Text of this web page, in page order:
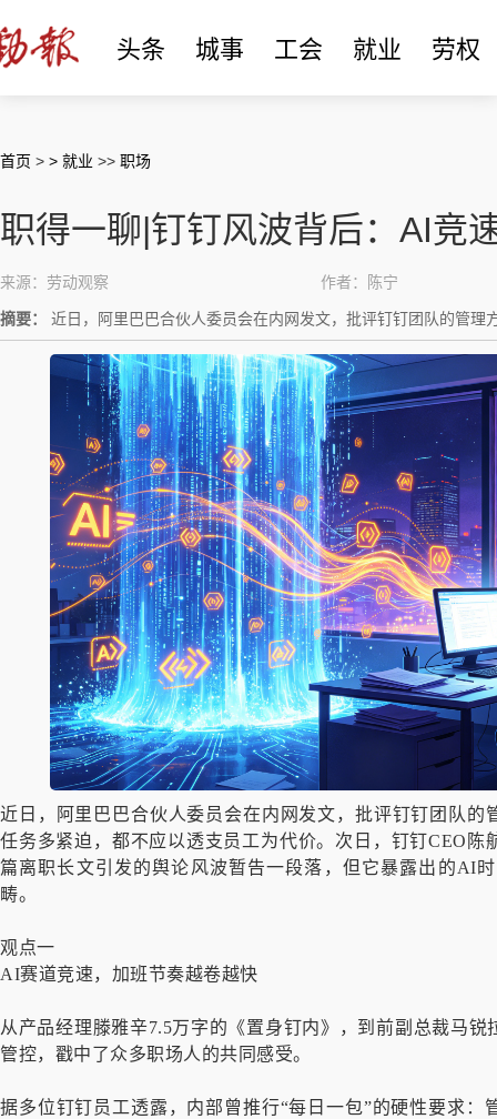
头条 城事 工会 就业 劳权
首页 > > 就业 >> 职场
职得一聊|钉钉风波背后：AI竞
来源：劳动观察 作者：陈宁
摘要： 近日，阿里巴巴合伙人委员会在内网发文，批评钉钉团队的管
近日，阿里巴巴合伙人委员会在内网发文，批评钉钉团队的
任务多紧迫，都不应以透支员工为代价。次日，钉钉CEO
篇离职长文引发的舆论风波暂告一段落，但它暴露出的AI
畴。
观点一
AI赛道竞速，加班节奏越卷越快
从产品经理滕雅辛7.5万字的《置身钉内》，到前副总裁马
管控，戳中了众多职场人的共同感受。
据多位钉钉员工透露，内部曾推行“每日一包”的硬性要求